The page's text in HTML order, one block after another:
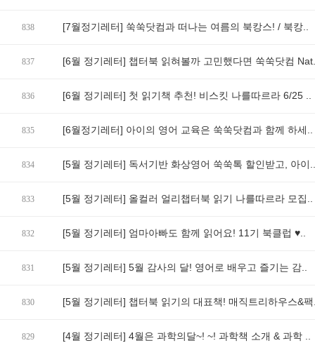
838 [7월정기레터] 쑥쑥닷컴과 떠나는 여름의 북캉스! / 북캉..
837 [6월 정기레터] 챕터북 읽혀볼까 고민했다면 쑥쑥닷컴
836 [6월 정기레터] 첫 읽기책 추천! 비스킷 나를따르라 6/25 ..
835 [6월정기레터] 아이의 영어 교육은 쑥쑥닷컴과 함께 하세..
834 [5월 정기레터] 독서기반 화상영어 쑥쑥톡 할인받고, 아이..
833 [5월 정기레터] 올컬러 얼리챕터북 읽기 나를따르라 모집..
832 [5월 정기레터] 엄마아빠도 함께 읽어요! 11기 북클럽 ♥..
831 [5월 정기레터] 5월 감사의 달! 영어로 배우고 즐기는 감..
830 [5월 정기레터] 챕터북 읽기의 대표책! 매직트리하우스&
829 [4월 정기레터] 4월은 과학의달~! ~! 과학책 소개 & 과학 ..